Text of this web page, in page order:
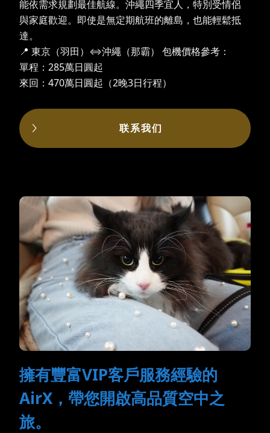
能依需求規劃最佳航線。沖繩四季宜人，特別受情侶
與家庭歡迎。即使是無定期航班的離島，也能輕鬆抵
達。
📍 東京（羽田）⇔沖繩（那霸） 包機價格參考：
單程：285萬日圓起
來回：470萬日圓起（2晚3日行程）
联系我们
擁有豐富VIP客戶服務經驗的
AirX，帶您開啟高品質空中之
旅。